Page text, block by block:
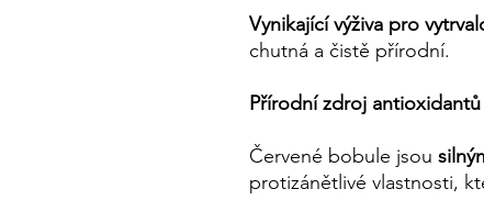
Vynikající výživa pro
chutná a čistě přírodní.
Přírodní zdroj antioxidantů
Červené bobule jsou
protizánětlivé vlastnosti,